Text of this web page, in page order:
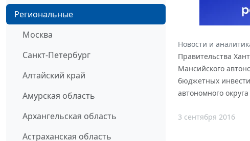
Региональные
Москва
Санкт-Петербург
Алтайский край
Амурская область
Архангельская область
Астраханская область
Новости и
Правительства
Мансийского
бюджетных
автономного
3 сентября 2016